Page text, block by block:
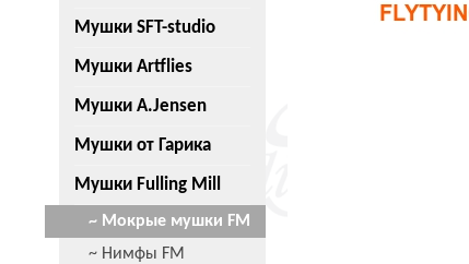
Мушки SFT-studio
Мушки Artflies
Мушки A.Jensen
Мушки от Гарика
Мушки Fulling Mill
~ Мокрые мушки FM
~ Нимфы FM